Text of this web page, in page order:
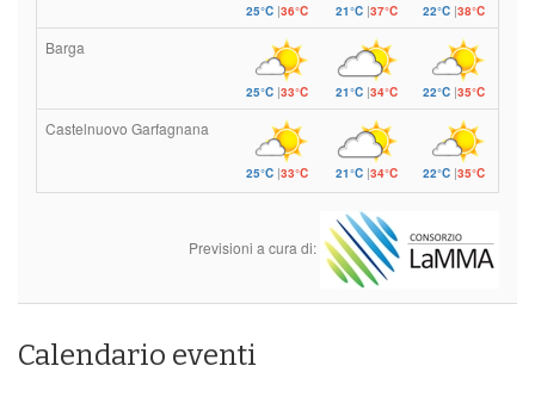
25°C|36°C 21°C|37°C 22°C |38°C
Barga
25°C|33°C 21°C|34°C 22°C |35°C
Castelnuovo Garfagnana
25°C|33°C 21°C|34°C 22°C |35°C
Previsioni a cura di:
Calendario eventi